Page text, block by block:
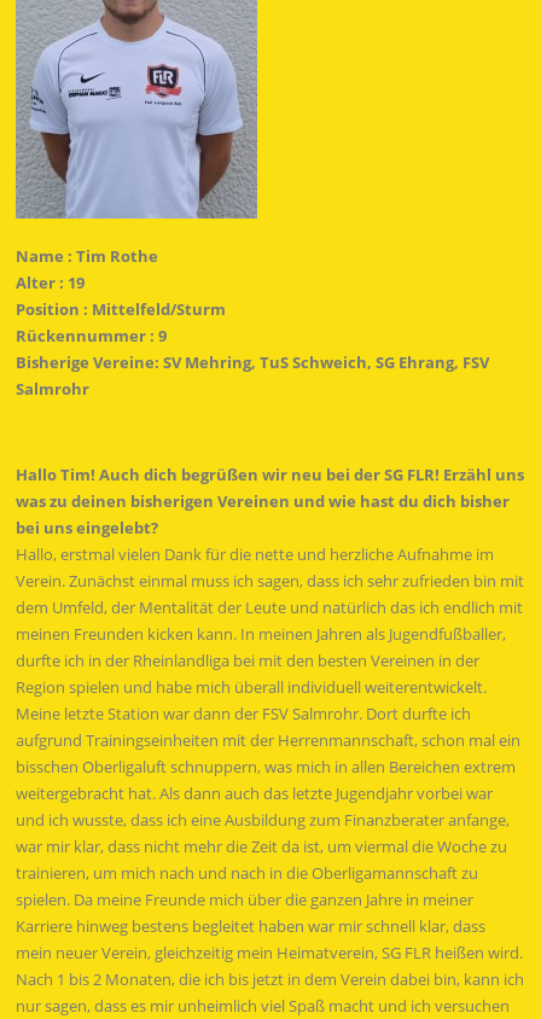
Name : Tim Rothe
Alter : 19
Position : Mittelfeld/Sturm
Rückennummer : 9
Bisherige Vereine: SV Mehring, TuS Schweich, SG Ehrang, FSV
Salmrohr
Hallo Tim! Auch dich begrüßen wir neu bei der SG FLR! Erzähl uns
was zu deinen bisherigen Vereinen und wie hast du dich bisher
bei uns eingelebt?
Hallo, erstmal vielen Dank für die nette und herzliche Aufnahme im
Verein. Zunächst einmal muss ich sagen, dass ich sehr zufrieden bin mit
dem Umfeld, der Mentalität der Leute und natürlich das ich endlich mit
meinen Freunden kicken kann. In meinen Jahren als Jugendfußballer,
durfte ich in der Rheinlandliga bei mit den besten Vereinen in der
Region spielen und habe mich überall individuell weiterentwickelt.
Meine letzte Station war dann der FSV Salmrohr. Dort durfte ich
aufgrund Trainingseinheiten mit der Herrenmannschaft, schon mal ein
bisschen Oberligaluft schnuppern, was mich in allen Bereichen extrem
weitergebracht hat. Als dann auch das letzte Jugendjahr vorbei war
und ich wusste, dass ich eine Ausbildung zum Finanzberater anfange,
war mir klar, dass nicht mehr die Zeit da ist, um viermal die Woche zu
trainieren, um mich nach und nach in die Oberligamannschaft zu
spielen. Da meine Freunde mich über die ganzen Jahre in meiner
Karriere hinweg bestens begleitet haben war mir schnell klar, dass
mein neuer Verein, gleichzeitig mein Heimatverein, SG FLR heißen wird.
Nach 1 bis 2 Monaten, die ich bis jetzt in dem Verein dabei bin, kann ich
nur sagen, dass es mir unheimlich viel Spaß macht und ich versuchen